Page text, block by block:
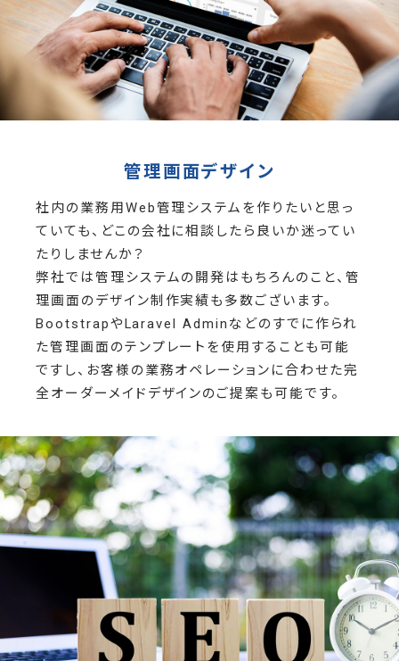
管理画面デザイン
社内の業務用Web管理システムを作りたいと思っ
ていても、どこの会社に相談したら良いか迷ってい
たりしませんか？
弊社では管理システムの開発はもちろんのこと、管
理画面のデザイン制作実績も多数ございます。
BootstrapやLaravel Adminなどのすでに作られ
た管理画面のテンプレートを使用することも可能
ですし、お客様の業務オペレーションに合わせた完
全オーダーメイドデザインのご提案も可能です。